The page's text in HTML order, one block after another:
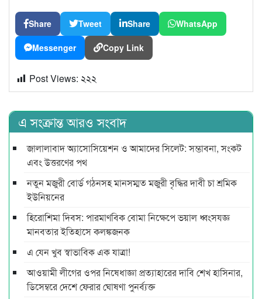
Share Tweet Share WhatsApp
Messenger Copy Link
Post Views: ২২২
এ সংক্রান্ত আরও সংবাদ
জালালাবাদ অ্যাসোসিয়েশন ও আমাদের সিলেট: সম্ভাবনা, সংকট
এবং উত্তরণের পথ
নতুন মজুরী বোর্ড গঠনসহ মানসম্মত মজুরী বৃদ্ধির দাবী চা শ্রমিক
ইউনিয়নের
হিরোশিমা দিবস: পারমাণবিক বোমা নিক্ষেপে ভয়াল ধ্বংসযজ্ঞ
মানবতার ইতিহাসে কলঙ্কজনক
এ যেন খুব স্বাভাবিক এক যাত্রা!
আওয়ামী লীগের ওপর নিষেধাজ্ঞা প্রত্যাহারের দাবি শেখ হাসিনার,
ডিসেম্বরে দেশে ফেরার ঘোষণা পুনর্ব্যক্ত